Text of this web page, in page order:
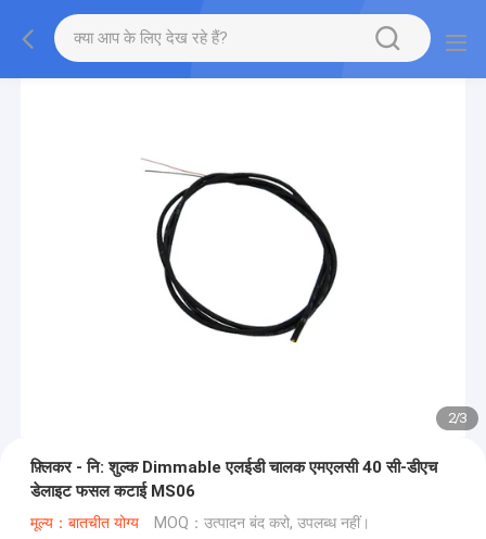
2/3
फ़्लिकर - नि: शुल्क Dimmable एलईडी चालक एमएलसी 40 सी-डीएच
डेलाइट फसल कटाई MS06
मूल्य：बातचीत योग्य MOQ：उत्पादन बंद करो, उपलब्ध नहीं।